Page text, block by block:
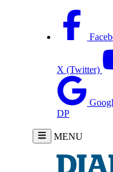
X (Twitter)
DP
MENU